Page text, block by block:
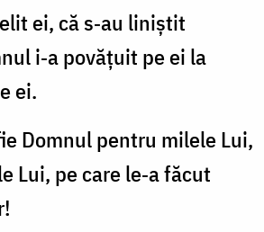
ei, că s‑au liniștit
i‑a povățuit pe ei la
ei.
Domnul pentru milele Lui,
Lui, pe care le‑a făcut